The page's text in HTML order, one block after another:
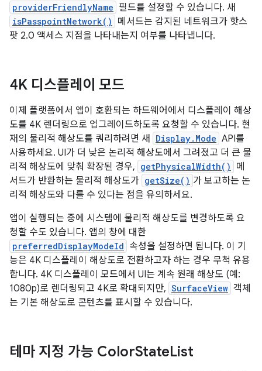
providerFriendlyName 필드를 설정할 수 있습니다. 새
isPasspointNetwork()
메서드는 감지된 네트워크가 핫스
팟 2.0 액세스 지점을 나타내는지 여부를 나타냅니다.
4K 디스플레이 모드
이제 플랫폼에서 앱이 호환되는 하드웨어에서 디스플레이 해상
도를 4K 렌더링으로 업그레이드하도록 요청할 수 있습니다. 현
재의 물리적 해상도를 쿼리하려면 새
Display.Mode API를
사용하세요. UI가 더 낮은 논리적 해상도에서 그려졌고 더 큰 물
리적 해상도에 맞춰 확장된 경우, getPhysicalWidth()
메
서드가 반환하는 물리적 해상도가 getSize() 가 보고하는 논
리적 해상도와 다를 수 있다는 점을 유의하세요.
앱이 실행되는 중에 시스템에 물리적 해상도를 변경하도록 요
청할 수도 있습니다. 앱의 창에 대한
preferredDisplayModeId 속성을 설정하면 됩니다. 이 기
능은 4K 디스플레이 해상도로 전환하고자 하는 경우 무척 유용
합니다. 4K 디스플레이 모드에서 UI는 계속 원래 해상도 (예:
1080p)로 렌더링되고 4K로 확대되지만, SurfaceView 객체
는 기본 해상도로 콘텐츠를 표시할 수 있습니다.
테마 지정 가능 ColorStateList